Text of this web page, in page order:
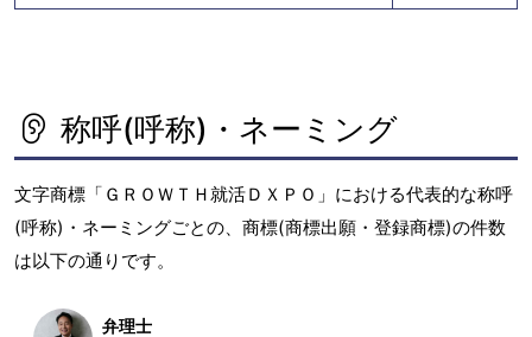
称呼(呼称)・ネーミング
文字商標「ＧＲＯＷＴＨ就活ＤＸＰＯ」における代表的な称呼
(呼称)・ネーミングごとの、商標(商標出願・登録商標)の件数
は以下の通りです。
弁理士